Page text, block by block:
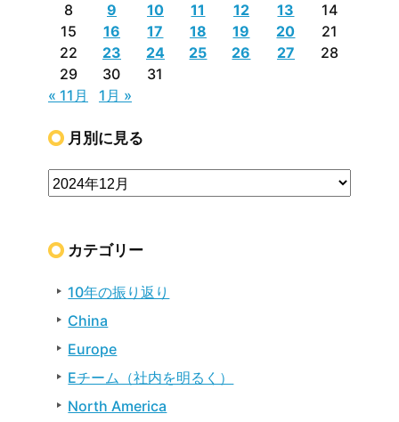
8
9 10 11 12 13
14
15
16 17 18 19 20
21
22
23 24 25 26 27
28
29
30
31
« 11月
1月 »
月別に見る
カテゴリー
10年の振り返り
China
Europe
Eチーム（社内を明るく）
North America